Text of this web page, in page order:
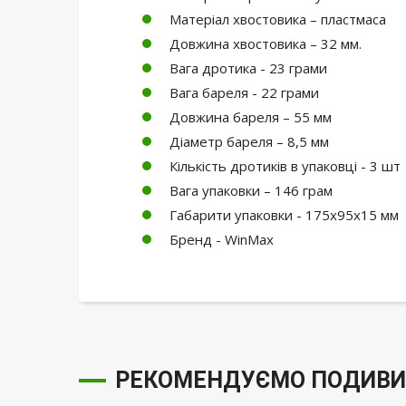
Матеріал хвостовика – пластмаса
Довжина хвостовика – 32 мм.
Вага дротика - 23 грами
Вага бареля - 22 грами
Довжина бареля – 55 мм
Діаметр бареля – 8,5 мм
Кількість дротиків в упаковці - 3 шт
Вага упаковки – 146 грам
Габарити упаковки - 175х95х15 мм
Бренд - WinMax
РЕКОМЕНДУЄМО